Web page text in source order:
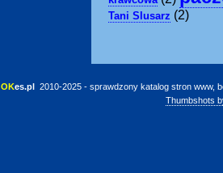
Tani Slusarz (2)
OKes.pl 2010-2025 - sprawdzony katalog stron www,
Thumbshots